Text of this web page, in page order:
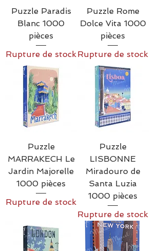
Puzzle Paradis
Blanc 1000
pièces
Rupture de stock
Puzzle Rome
Dolce Vita 1000
pièces
Rupture de stock
Puzzle
MARRAKECH Le
Jardin Majorelle
1000 pièces
Rupture de stock
Puzzle
LISBONNE
Miradouro de
Santa Luzia
1000 pièces
Rupture de stock